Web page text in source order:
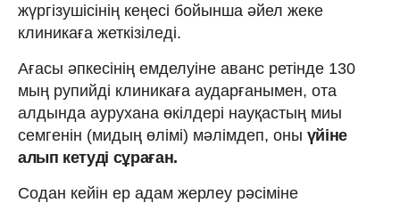
жүргізушісінің кеңесі бойынша әйел жеке
клиникаға жеткізіледі.
Ағасы әпкесінің емделуіне аванс ретінде 130
мың рупийді клиникаға аударғанымен, ота
алдында аурухана өкілдері науқастың миы
семгенін (мидың өлімі) мәлімдеп, оны үйіне
алып кетуді сұраған.
Содан кейін ер адам жерлеу рәсіміне